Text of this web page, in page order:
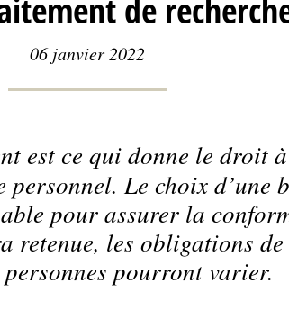
de
06 janvier 2022
est ce qui donne le droit
Le choix d’une
pour assurer la
retenue, les obligations
pourront varier.